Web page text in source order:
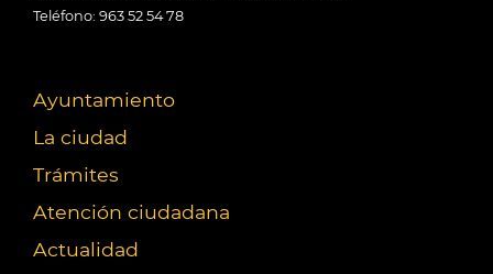
Teléfono: 963 52 54 78
Ayuntamiento
La ciudad
Trámites
Atención ciudadana
Actualidad